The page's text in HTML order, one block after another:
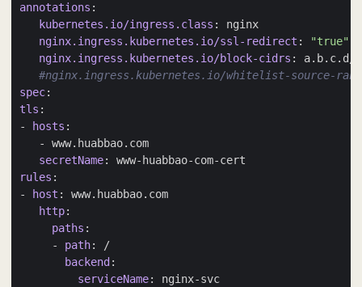
annotations :
kubernetes.io/ingress.class :
nginx
nginx.ingress.kubernetes.io/ssl-redirect :
"true"
nginx.ingress.kubernetes.io/block-cidrs :
a.b.c.d/
#nginx.ingress.kubernetes.io/whitelist-source-
spec:
tls :
-
hosts :
- www.huabbao.com
secretName:
www-huabbao-com-cert
rules :
-
host :
www.huabbao.com
http:
paths :
- path:
/
backend :
serviceName: nginx-svc